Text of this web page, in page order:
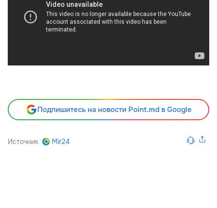
Подпишитесь на новости Point.md в Google
Источник Mir24